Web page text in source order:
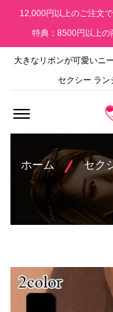
12,000円以上のご注文
特典：8500円以上の
大きなリボンが可愛いニ
セクシー ラン
ホーム セク